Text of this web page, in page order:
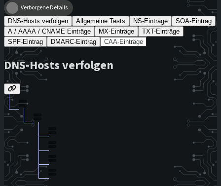
Verborgene Details
DNS-Hosts verfolgen Allgemeine Tests NS-Einträge
SOA-Eintrag
A / AAAA / CNAME Einträge
MX-Einträge
TXT-Einträge
SPF-Eintrag
DMARC-Eintrag CAA-Einträge
DNS-Hosts verfolgen